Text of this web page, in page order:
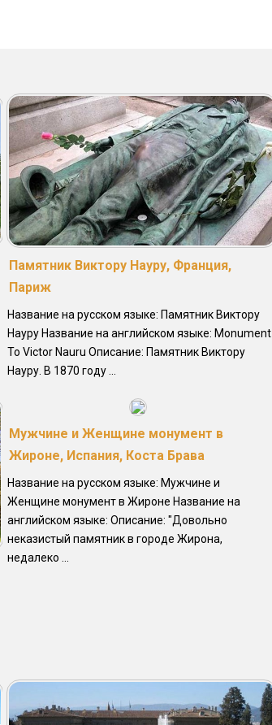
Памятник Виктору Науру, Франция,
Париж
Название на русском языке: Памятник Виктору
Науру Название на английском языке: Monument
To Victor Nauru Описание: Памятник Виктору
Науру. В 1870 году ...
Мужчине и Женщине монумент в
Жироне, Испания, Коста Брава
Название на русском языке: Мужчине и
Женщине монумент в Жироне Название на
английском языке: Описание: "Довольно
неказистый памятник в городе Жирона,
недалеко ...